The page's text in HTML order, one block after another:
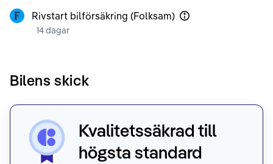
Rivstart bilförsäkring (Folksam)
14 dagar
Bilens skick
Kvalitetssäkrad till
högsta standard